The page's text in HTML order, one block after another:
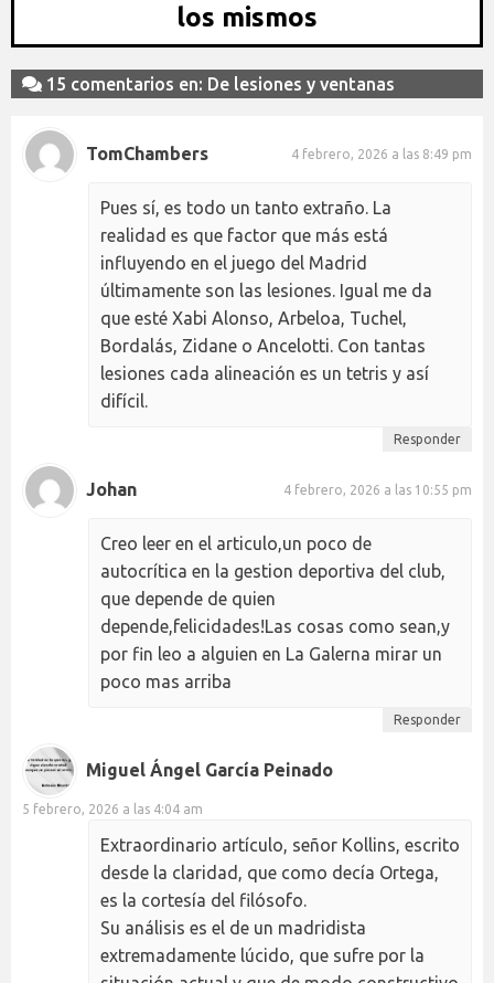
los mismos
15 comentarios en: De lesiones y ventanas
TomChambers 4 febrero, 2026 a las 8:49 pm
Pues sí, es todo un tanto extraño. La
realidad es que factor que más está
influyendo en el juego del Madrid
últimamente son las lesiones. Igual me da
que esté Xabi Alonso, Arbeloa, Tuchel,
Bordalás, Zidane o Ancelotti. Con tantas
lesiones cada alineación es un tetris y así
difícil.
Responder
Johan 4 febrero, 2026 a las 10:55 pm
Creo leer en el articulo,un poco de
autocrítica en la gestion deportiva del club,
que depende de quien
depende,felicidades!Las cosas como sean,y
por fin leo a alguien en La Galerna mirar un
poco mas arriba
Responder
Miguel Ángel García Peinado
5 febrero, 2026 a las 4:04 am
Extraordinario artículo, señor Kollins, escrito
desde la claridad, que como decía Ortega,
es la cortesía del filósofo.
Su análisis es el de un madridista
extremadamente lúcido, que sufre por la